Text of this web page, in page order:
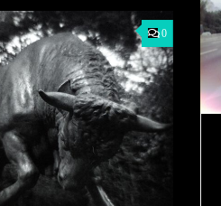
0